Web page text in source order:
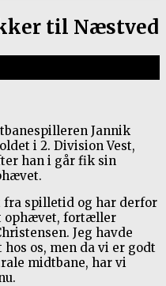
til Næstved
Jannik
i 2. Division Vest,
han i går fik sin
fra spilletid og har derfor
ophævet, fortæller
Jeg havde
os, men da vi er godt
midtbane, har vi